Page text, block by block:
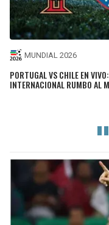
MUNDIAL 2026
PORTUGAL VS CHILE EN
INTERNACIONAL RUMBO AL